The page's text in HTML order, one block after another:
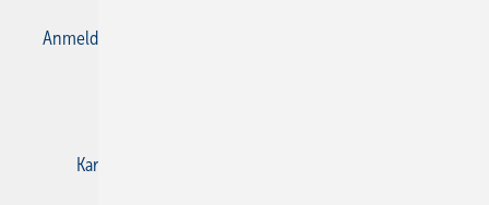
Anmelden
Karriere bei Gentner